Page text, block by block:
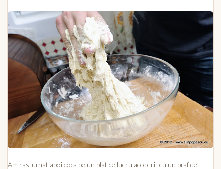
Am rasturnat apoi coca pe un blat de lucru acoperit cu un praf de